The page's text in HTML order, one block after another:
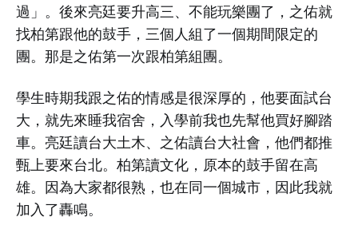
過」。後來亮廷要升高三、不能玩樂團了，之佑就
找柏第跟他的鼓手，三個人組了一個期間限定的
團。那是之佑第一次跟柏第組團。
學生時期我跟之佑的情感是很深厚的，他要面試台
大，就先來睡我宿舍，入學前我也先幫他買好腳踏
車。亮廷讀台大土木、之佑讀台大社會，他們都推
甄上要來台北。柏第讀文化，原本的鼓手留在高
雄。因為大家都很熟，也在同一個城市，因此我就
加入了轟鳴。